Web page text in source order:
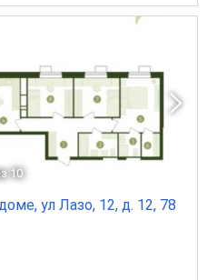
10
ул Лазо, 12, д. 12, 78